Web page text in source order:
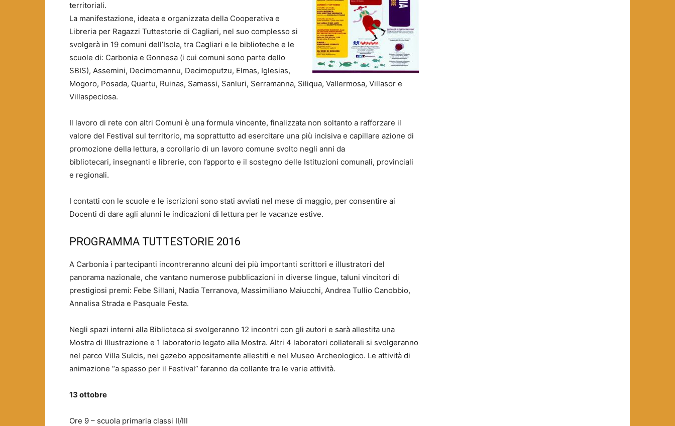
territoriali.
La manifestazione, ideata e organizzata della Cooperativa e
Libreria per Ragazzi Tuttestorie di Cagliari, nel suo complesso si
svolgerà in 19 comuni dell’Isola, tra Cagliari e le biblioteche e le
scuole di: Carbonia e Gonnesa (i cui comuni sono parte dello
SBIS), Assemini, Decimomannu, Decimoputzu, Elmas, Iglesias,
Mogoro, Posada, Quartu, Ruinas, Samassi, Sanluri, Serramanna, Siliqua, Vallermosa, Villasor e
Villaspeciosa.
Il lavoro di rete con altri Comuni è una formula vincente, finalizzata non soltanto a rafforzare il
valore del Festival sul territorio, ma soprattutto ad esercitare una più incisiva e capillare azione di
promozione della lettura, a corollario di un lavoro comune svolto negli anni da
bibliotecari, insegnanti e librerie, con l’apporto e il sostegno delle Istituzioni comunali, provinciali
e regionali.
I contatti con le scuole e le iscrizioni sono stati avviati nel mese di maggio, per consentire ai
Docenti di dare agli alunni le indicazioni di lettura per le vacanze estive.
PROGRAMMA TUTTESTORIE 2016
A Carbonia i partecipanti incontreranno alcuni dei più importanti scrittori e illustratori del
panorama nazionale, che vantano numerose pubblicazioni in diverse lingue, taluni vincitori di
prestigiosi premi: Febe Sillani, Nadia Terranova, Massimiliano Maiucchi, Andrea Tullio Canobbio,
Annalisa Strada e Pasquale Festa.
Negli spazi interni alla Biblioteca si svolgeranno 12 incontri con gli autori e sarà allestita una
Mostra di Illustrazione e 1 laboratorio legato alla Mostra. Altri 4 laboratori collaterali si svolgeranno
nel parco Villa Sulcis, nei gazebo appositamente allestiti e nel Museo Archeologico. Le attività di
animazione “a spasso per il Festival” faranno da collante tra le varie attività.
13 ottobre
Ore 9 – scuola primaria classi II/III